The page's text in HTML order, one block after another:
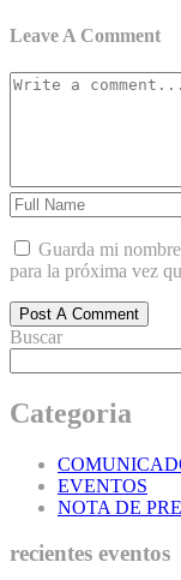
Leave A Comment
Guarda mi
para la próxima vez
Post A Comment
Buscar
Categoria
EVENTOS
NOTA DE
recientes eventos